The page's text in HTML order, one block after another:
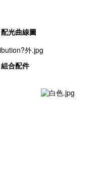
配光曲線圖
組合配件